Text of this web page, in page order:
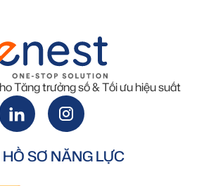
Tăng trưởng số & Tối ưu hiệu suất
SƠ NĂNG LỰC